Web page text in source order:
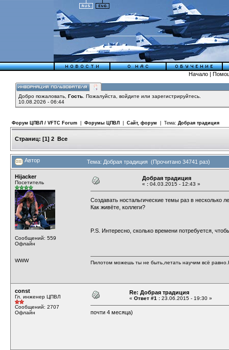
Начало |
Добро пожаловать, Гость . Пожалуйста, войдите или зарегистрируйтесь
10.08.2026 - 06:44
Форум ЦПВЛ / VFTC Forum Форумы ЦПВЛ Сайт, форум | Тема: Добрая традиция
Страниц: [1] 2 Все
Автор Тема: Добрая традиция (Прочитано 34741 раз)
Hijacker
Посетитель
Сообщений: 559
Офлайн
WWW
Добрая традиция
« : 04.03.2015 - 12:43 »
Создавать ностальгические темы раз в несколько
Как живёте, коллеги?
P.S. Интересно, сколько времени потребуется,
Пилотом можешь ты не быть,летать научим всё
const
Гл. инженер ЦПВЛ
Сообщений: 2707
Офлайн
Re: Добрая традиция
« Ответ #1 : 23.06.2015 - 19:30 »
почти 4 месяца)